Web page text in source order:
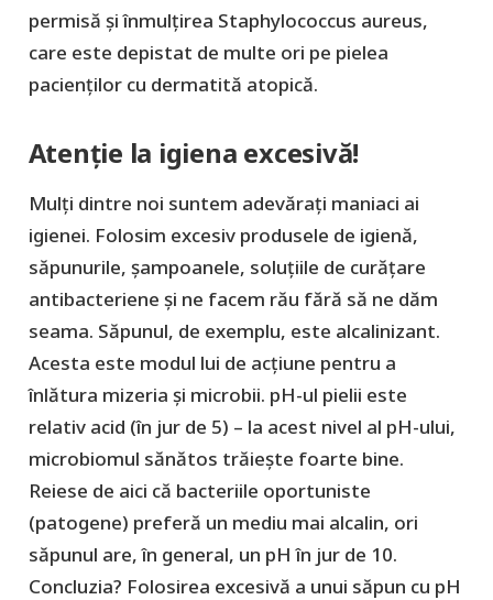
permisă și înmulțirea Staphylococcus aureus,
care este depistat de multe ori pe pielea
pacienților cu dermatită atopică.
Atenție la igiena excesivă!
Mulți dintre noi suntem adevărați maniaci ai
igienei. Folosim excesiv produsele de igienă,
săpunurile, șampoanele, soluțiile de curățare
antibacteriene și ne facem rău fără să ne dăm
seama. Săpunul, de exemplu, este alcalinizant.
Acesta este modul lui de acțiune pentru a
înlătura mizeria și microbii. pH-ul pielii este
relativ acid (în jur de 5) – la acest nivel al pH-ului,
microbiomul sănătos trăiește foarte bine.
Reiese de aici că bacteriile oportuniste
(patogene) preferă un mediu mai alcalin, ori
săpunul are, în general, un pH în jur de 10.
Concluzia? Folosirea excesivă a unui săpun cu pH